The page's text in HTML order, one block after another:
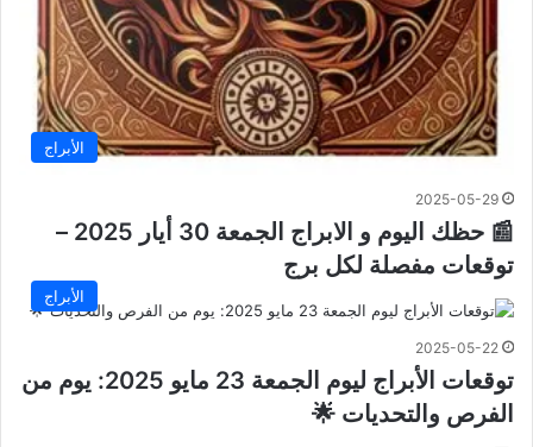
الأبراج
2025-05-29
📰 حظك اليوم و الابراج الجمعة 30 أيار 2025 –
توقعات مفصلة لكل برج
الأبراج
2025-05-22
توقعات الأبراج ليوم الجمعة 23 مايو 2025: يوم من
الفرص والتحديات 🌟